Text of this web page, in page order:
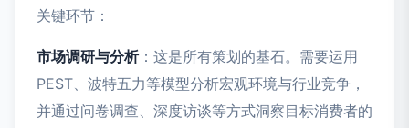
关键环节：
市场调研与分析：这是所有策划的基石。需要运用
PEST、波特五力等模型分析宏观环境与行业竞争，
并通过问卷调查、深度访谈等方式洞察目标消费者的